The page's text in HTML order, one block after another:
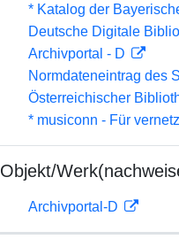
* Katalog der
Deutsche Digitale
Archivportal - D
Normdateneintrag des
Österreichischer
* musiconn - Für
Objekt/
Archivportal-D